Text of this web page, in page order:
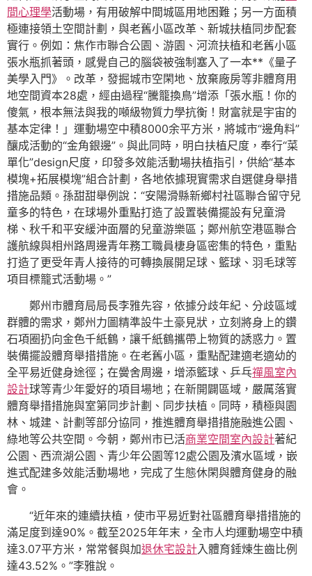
間心理學活動場，有用破解中間城區用地困難；另一方面積
極連接領土空間計劃，與老舊小區改革、新城扶植同步配套
實行。例如：焦作市聯合公園、游園、河流扶植和老舊小區
張水瓶抓著頭，感覺自己的腦袋被強制塞入了一本**《量子
美學入門》。改革，發掘城市空閑地、放棄廠房等非體育用
地空間資本28處，經由過程“騰籠換鳥”增添「張水瓶！你的
傻氣，根本無法與我的噸級物質力學抗衡！財富就是宇宙的
基本定律！」運動場空中積8000余平方米，將城市“邊角料”
釀成活動的“金角銀邊”。與此同時，明白扶植尺度，奉行“菜
單化”design尺度，印發多效能活動場扶植指引，供給“基本
模塊+拓展模塊”組合計劃，各地依據現實需求自選健身舉措
措施品類。孫甜甜舉例說：“安陽滑縣新鄉村社區聯合留守兒
童多的特色，在球場外重點打造了設置裝備擺設有兒童滑
梯、秋千和平安緩沖面層的兒童游樂區；鄭州航空港區聯合
護航線與相州路周邊青年務工職員棲身區密集的特色，重點
打造了更受年青人接待的可轉換展開足球、籃球、羽毛球等
項目標籠式活動場。”
鄭州市體育局局長李雅先容，依據分歧年紀、分歧區域
群體的需求，鄭州力圖精準設牛土豪見狀，立刻將身上的鑽
石項圈扔向金色千紙鶴，讓千紙鶴攜帶上物質的誘惑力。置
裝備擺設體育舉措措施。在老舊小區，重點配建適老適幼的
全平易近健身途徑；在黌舍周邊，增添籃球、乒乓禪風室內
設計球等青少年愛好的項目場地；在新開闢區域，嚴厲落實
體育舉措措施與室第同步計劃、同步扶植。同時，積極與園
林、城建、計劃等部分協同，推進體育舉措措施融進公園、
綠地等公共空間。今朝，鄭州市已活商業空間室內設計著紀
公園、西流湖公園、青少年公園等12處公園及濱水區域，嵌
進式配建多效能活動場地，完成了生態休閑與體育健身的融
會。
“近年來的連續扶植，使市平易近對社區體育舉措措施的
滿足度到達90%。截至2025年年末，全市人均運動場空中積
達3.07平方米，常常餐與加退休宅設計入體育錘煉生齒比例
達43.52%。”李雅說。